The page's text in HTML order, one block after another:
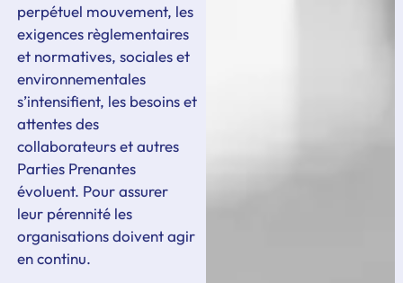
perpétuel mouvement, les
exigences règlementaires
et normatives, sociales et
environnementales
s’intensifient, les besoins et
attentes des
collaborateurs et autres
Parties Prenantes
évoluent. Pour assurer
leur pérennité les
organisations doivent agir
en continu.